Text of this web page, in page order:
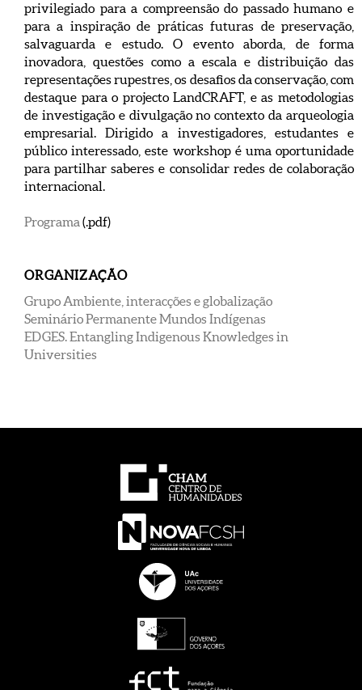
privilegiado para a compreensão do passado humano e
para a inspiração de práticas futuras de preservação,
salvaguarda e estudo. O evento aborda, de forma
inovadora, questões como a escala e distribuição das
representações rupestres, os desafios da conservação, com
destaque para o projecto LandCRAFT, e as metodologias
de investigação e divulgação no contexto da arqueologia
empresarial. Dirigido a investigadores, estudantes e
público interessado, este workshop é uma oportunidade
para partilhar saberes e consolidar redes de colaboração
internacional.
Programa (.pdf)
ORGANIZAÇÃO
Grupo Ambiente, interacções e globalização
Seminário Permanente Mundos Indígenas
EDGES. Entangling Indigenous Knowledges in
Universities